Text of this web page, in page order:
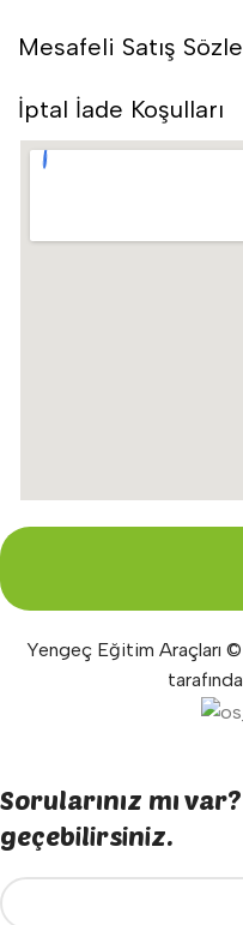
Mesafeli Satış
İptal İade Koşulları
Yengeç Eğitim Araçları
Sorularınız mı
geçebilirsiniz.